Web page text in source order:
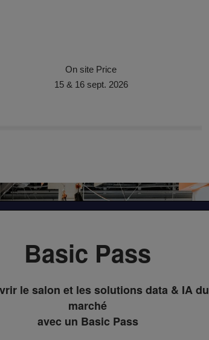
On site Price
15 & 16 sept. 2026
Basic Pass
le salon et les solutions data & IA du
marché
avec un Basic Pass